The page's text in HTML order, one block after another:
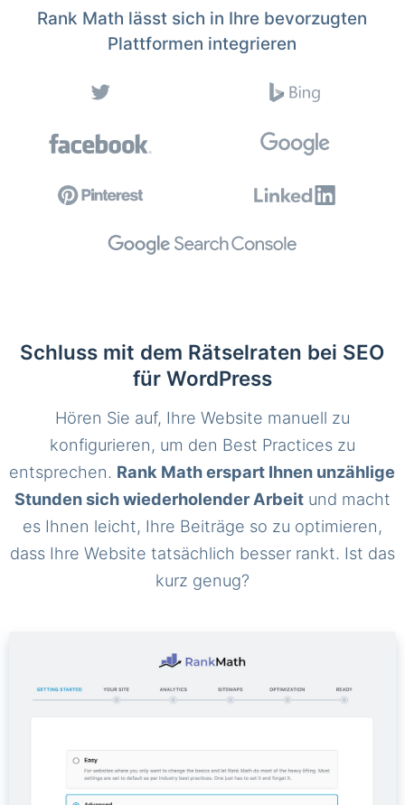
Rank Math lässt sich in Ihre bevorzugten
Plattformen integrieren
Schluss mit dem Rätselraten bei SEO
für WordPress
Hören Sie auf, Ihre Website manuell zu
konfigurieren, um den Best Practices zu
entsprechen. Rank Math erspart Ihnen unzählige
Stunden sich wiederholender Arbeitund macht
es Ihnen leicht, Ihre Beiträge so zu optimieren,
dass Ihre Website tatsächlich besser rankt. Ist das
kurz genug?